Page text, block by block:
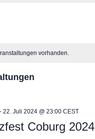
vorhanden.
- 22. Juli 2024 @ 23:00 CEST
Coburg 2024